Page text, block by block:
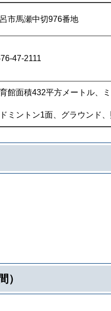
市馬瀬中切976番地
47-2111
館面積432平方メートル、
ミントン1面、グラウンド
）